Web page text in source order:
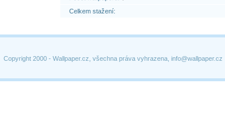
Celkem stažení:
Copyright 2000 - Wallpaper.cz, všechna práva vyhrazena, info@wallpaper.cz